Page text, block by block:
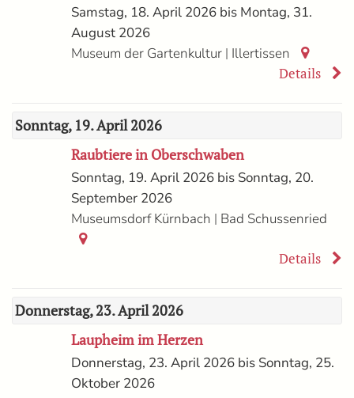
Samstag, 18. April 2026 bis Montag, 31.
August 2026
Museum der Gartenkultur| Illertissen
Details
Sonntag, 19. April 2026
Raubtiere in Oberschwaben
Sonntag, 19. April 2026 bis Sonntag, 20.
September 2026
Museumsdorf Kürnbach | Bad Schussenried
Details
Donnerstag, 23. April 2026
Laupheim im Herzen
Donnerstag, 23. April 2026 bis Sonntag, 25.
Oktober 2026